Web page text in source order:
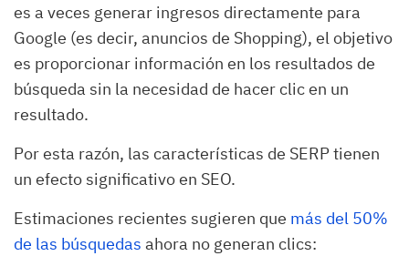
es a veces generar ingresos directamente para
Google (es decir, anuncios de Shopping), el objetivo
es proporcionar información en los resultados de
búsqueda sin la necesidad de hacer clic en un
resultado.
Por esta razón, las características de SERP tienen
un efecto significativo en SEO.
Estimaciones recientes sugieren que más del 50%
de las búsquedas ahora no generan clics: